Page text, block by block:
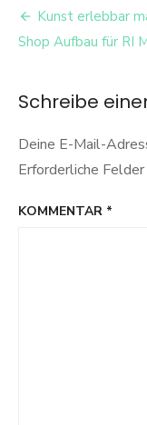
Beitrags-
Navigation
Kunst erlebbar
Shop Aufbau für RI
Schreibe
Deine E-Mail-
Erforderliche
KOMMENTAR *